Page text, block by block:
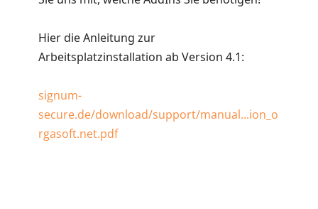
Hier die Anleitung zur
Arbeitsplatzinstallation ab Version 4.1:
signum-
secure.de/download/support/manual...ion_o
rgasoft.net.pdf